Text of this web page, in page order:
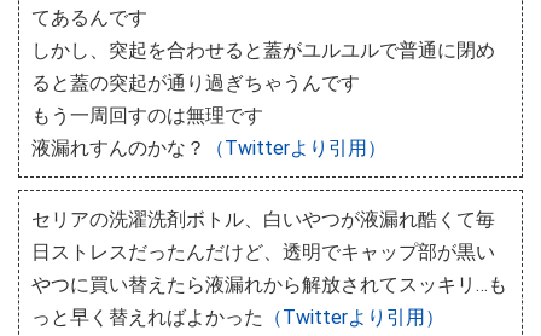
てあるんです
しかし、突起を合わせると蓋がユルユルで普通に閉め
ると蓋の突起が通り過ぎちゃうんです
もう一周回すのは無理です
液漏れすんのかな？
（Twitterより引用）
セリアの洗濯洗剤ボトル、白いやつが液漏れ酷くて毎
日ストレスだったんだけど、透明でキャップ部が黒い
やつに買い替えたら液漏れから解放されてスッキリ…も
っと早く替えればよかった
（Twitterより引用）